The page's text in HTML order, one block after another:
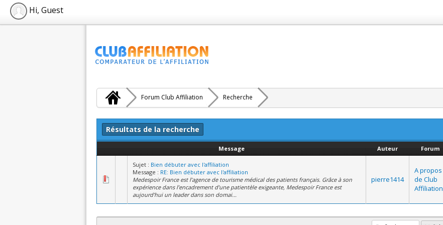
Hi, Guest
Forum Club Affiliation Recherche
Résultats de la recherche
Message Auteur Forum
Sujet : Bien débuter avec l'affiliation
Message : RE: Bien débuter avec l'affiliation
Medespoir France est l’agence de tourisme médical des patients français. Grâce à son
expérience dans l’encadrement d’une patientèle exigeante, Medespoir France est
aujourd’hui un leader dans son domai...
pierre1414
A propos
de Club
Affiliation